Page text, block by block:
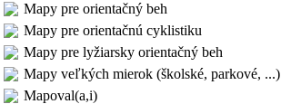
Mapy pre orientačný beh
Mapy pre orientačnú cyklistiku
Mapy pre lyžiarsky orientačný beh
Mapy veľkých mierok (školské, parkové, ...)
Mapoval(a,i)